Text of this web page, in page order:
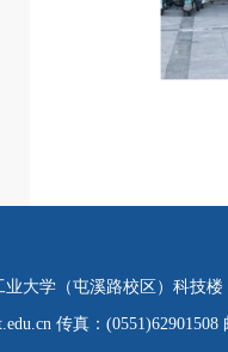
大学（屯溪路校区）科技楼
传真：(0551)62901508